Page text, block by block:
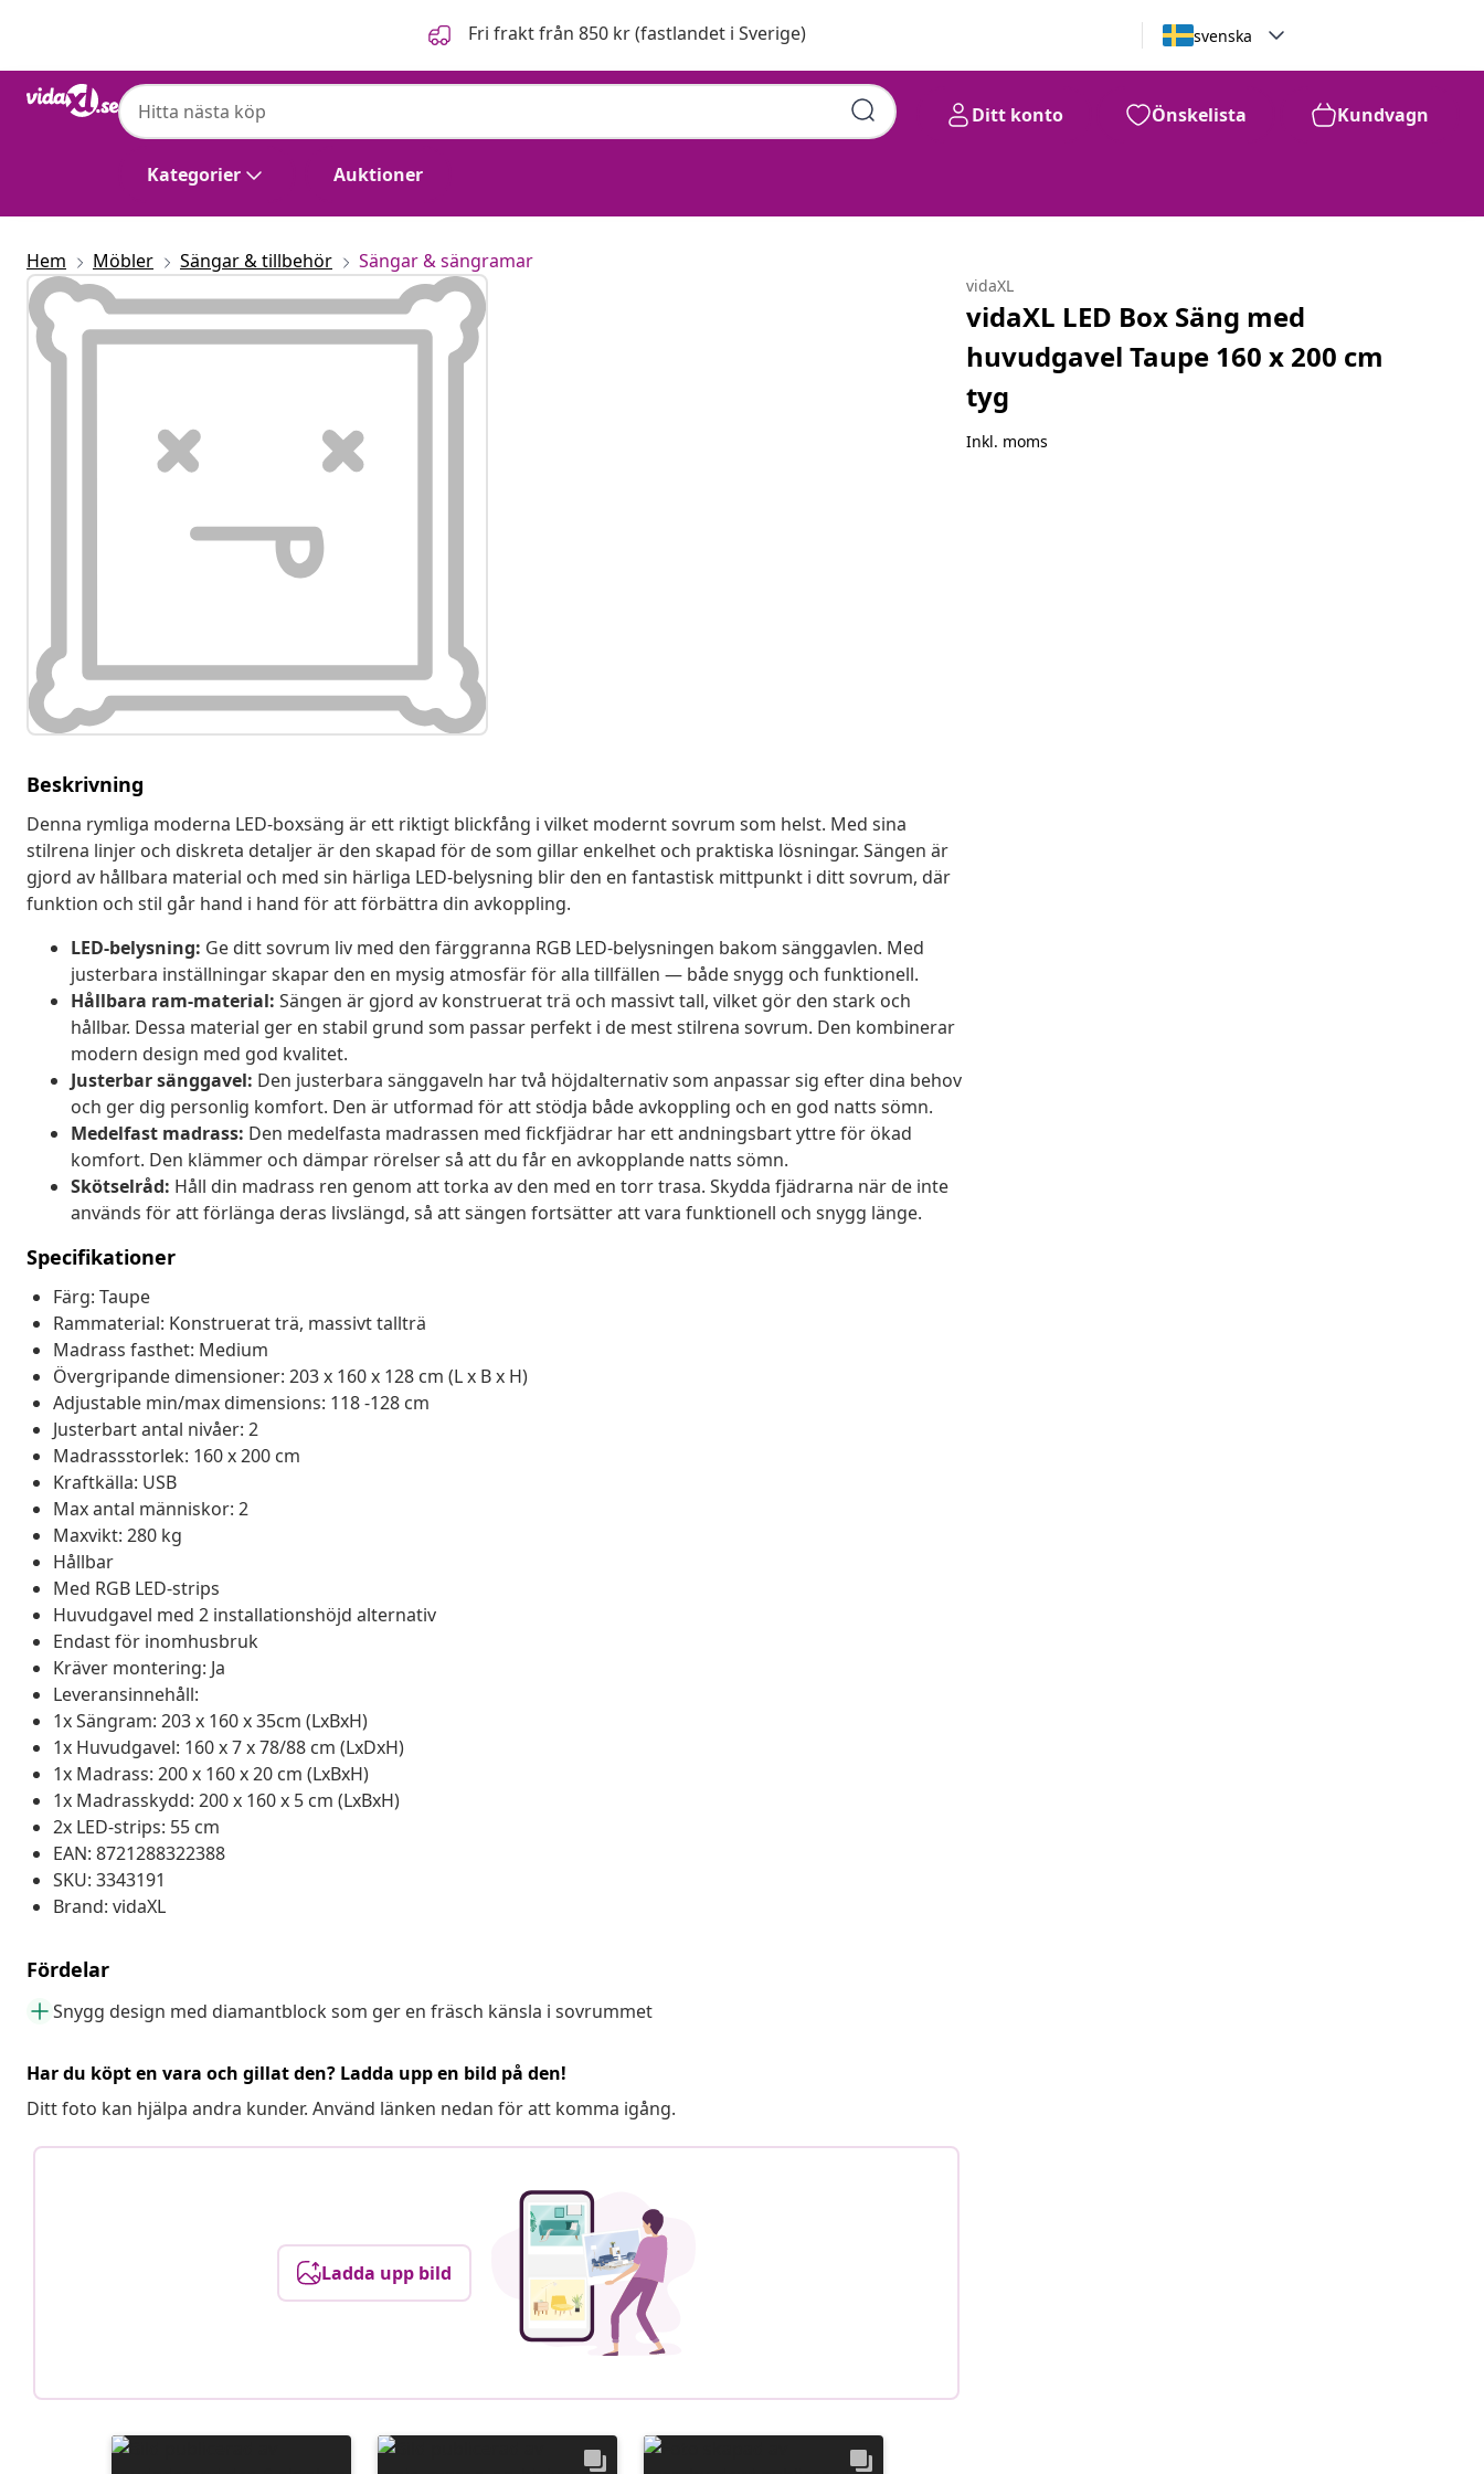
Fri frakt från 850 kr (fastlandet i Sverige) svenska
Kategorier Auktioner
Ditt konto Önskelista Kundvagn
vidaXL
Hem Möbler Sängar & tillbehör Sängar & sängramar
Beskrivning
Denna rymliga moderna LED-boxsäng är ett riktigt blickfång i vilket modernt sovrum som helst. Med sina
stilrena linjer och diskreta detaljer är den skapad för de som gillar enkelhet och praktiska lösningar. Sängen är
gjord av hållbara material och med sin härliga LED-belysning blir den en fantastisk mittpunkt i ditt sovrum, där
funktion och stil går hand i hand för att förbättra din avkoppling.
LED-belysning: Ge ditt sovrum liv med den färggranna RGB LED-belysningen bakom sänggavlen. Med
justerbara inställningar skapar den en mysig atmosfär för alla tillfällen — både snygg och funktionell.
Hållbara ram-material: Sängen är gjord av konstruerat trä och massivt tall, vilket gör den stark och
hållbar. Dessa material ger en stabil grund som passar perfekt i de mest stilrena sovrum. Den kombinerar
modern design med god kvalitet.
Justerbar sänggavel: Den justerbara sänggaveln har två höjdalternativ som anpassar sig efter dina behov
och ger dig personlig komfort. Den är utformad för att stödja både avkoppling och en god natts sömn.
Medelfast madrass: Den medelfasta madrassen med fickfjädrar har ett andningsbart yttre för ökad
komfort. Den klämmer och dämpar rörelser så att du får en avkopplande natts sömn.
Skötselråd: Håll din madrass ren genom att torka av den med en torr trasa. Skydda fjädrarna när de inte
används för att förlänga deras livslängd, så att sängen fortsätter att vara funktionell och snygg länge.
Specifikationer
Färg: Taupe
Rammaterial: Konstruerat trä, massivt tallträ
Madrass fasthet: Medium
Övergripande dimensioner: 203 x 160 x 128 cm (L x B x H)
Adjustable min/max dimensions: 118 -128 cm
Justerbart antal nivåer: 2
Madrassstorlek: 160 x 200 cm
Kraftkälla: USB
Max antal människor: 2
Maxvikt: 280 kg
Hållbar
Med RGB LED-strips
Huvudgavel med 2 installationshöjd alternativ
Endast för inomhusbruk
Kräver montering: Ja
Leveransinnehåll:
1x Sängram: 203 x 160 x 35cm (LxBxH)
1x Huvudgavel: 160 x 7 x 78/88 cm (LxDxH)
1x Madrass: 200 x 160 x 20 cm (LxBxH)
1x Madrasskydd: 200 x 160 x 5 cm (LxBxH)
2x LED-strips: 55 cm
EAN: 8721288322388
SKU: 3343191
Brand: vidaXL
Fördelar
Snygg design med diamantblock som ger en fräsch känsla i sovrummet
Har du köpt en vara och gillat den? Ladda upp en bild på den!
Ditt foto kan hjälpa andra kunder. Använd länken nedan för att komma igång.
Ladda upp bild
vidaXL
vidaXL LED Box Säng med
huvudgavel Taupe 160 x 200 cm
tyg
Inkl. moms